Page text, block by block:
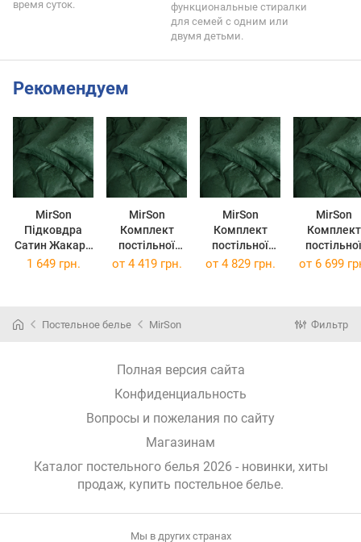
время суток.
функциональные стиралки
для семей с одним или
двумя детьми.
Рекомендуем
MirSon
Підковдра
Сатин Жакард
6033 Katerjina
MirSon
Комплект
постільної
білизни Satin
MirSon
Комплект
постільної
білизни Satin
MirSon
Комплект
постільної
білизни Satin
1 649 грн. от 4 419 грн. от 4 829 грн. от 6 699
Постельное белье MirSon Фильтр
Полная версия сайта
Конфиденциальность
Вопросы и пожелания по сайту
Магазинам
Каталог постельного белья 2026 - новинки, хиты
продаж, купить постельное белье.
Мы в других странах